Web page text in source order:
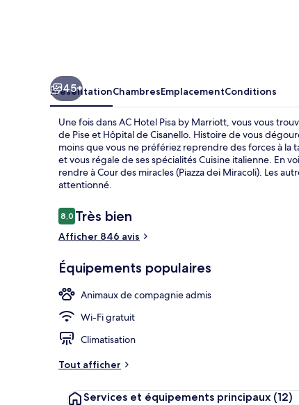
45+
PrésentationChambresEmplacementConditions
Une fois dans AC Hotel Pisa by Marriott, vous vous
de Pise et Hôpital de Cisanello. Histoire de vous
moins que vous ne préfériez reprendre des forces à la
et vous régale de ses spécialités Cuisine italienne. En
rendre à Cour des miracles (Piazza dei Miracoli). Les
attentionné.
Avis
voyageurs
8,08,0 sur 10
Très bien
Afficher 846 avis
Équipements populaires
Animaux de compagnie admis
Wi-Fi gratuit
Climatisation
Tout afficher
Services et équipements principaux (12)